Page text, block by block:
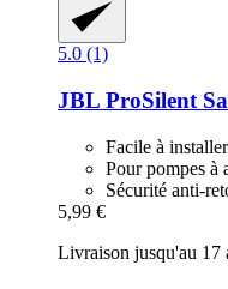
5.0 (1)
JBL ProSilent
Facile à installer
Pour pompes à
Sécurité anti-
5,99 €
Livraison jusqu'au 17